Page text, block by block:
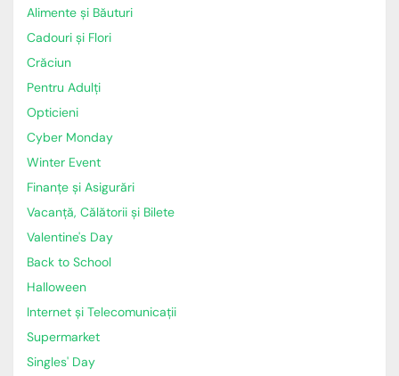
Alimente și Băuturi
Cadouri și Flori
Crăciun
Pentru Adulți
Opticieni
Cyber Monday
Winter Event
Finanțe și Asigurări
Vacanță, Călătorii și Bilete
Valentine's Day
Back to School
Halloween
Internet și Telecomunicații
Supermarket
Singles' Day